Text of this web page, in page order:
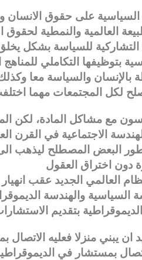
السياسية على حقوق الانسان
بتوظيفها التكاملي
بالإنسان والسياسة معا
الاجتماعية في القرن
طور البعض المصطلح ليذهب
العالمي الجديد عقب انهيار
بتقديم
ان يبني منزلا فعليه
بمستشار في